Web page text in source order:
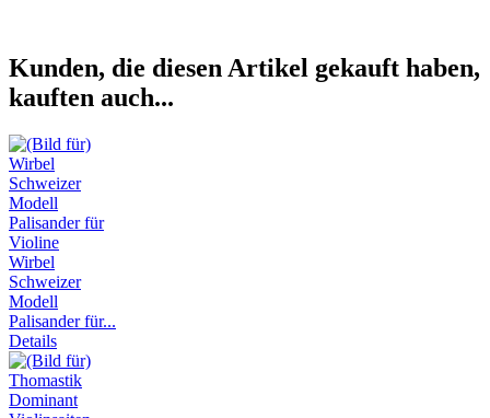
Kunden, die diesen Artikel gekauft haben,
kauften auch...
Wirbel
Schweizer
Modell
Palisander für...
Details